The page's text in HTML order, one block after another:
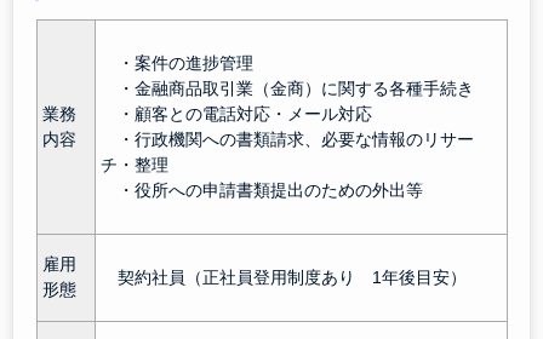
業務
内容
・案件の進捗管理
・金融商品取引業（金商）に関する各種手続き
・顧客との電話対応・メール対応
・行政機関への書類請求、必要な情報のリサー
チ・整理
・役所への申請書類提出のための外出等
雇用
形態
契約社員（正社員登用制度あり 1年後目安）